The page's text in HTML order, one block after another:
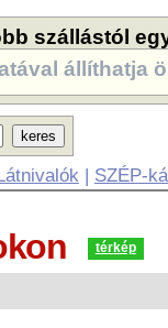
szállástól
állíthatja
| SZÉP-
térkép